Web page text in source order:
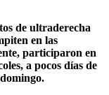
de ultraderecha
en las
participaron en
a pocos días de